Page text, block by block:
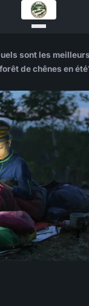
sont les
de chênes en